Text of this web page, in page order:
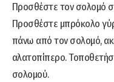
Προσθέστε τον σολομό
Προσθέστε μπρόκολο
πάνω από τον σολομό,
αλατοπίπερο.
σολομού.